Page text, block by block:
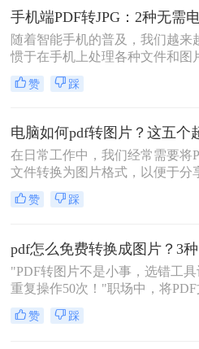
专业知识和实际案例，确保内容
中立，同时自然融入高效工具推
助您轻松应对办公挑战。
辑。那么电脑上pdf怎么转换成图
呢？本文将全面介绍五种在电脑
PDF转换为图片的高效方法，涵
业软件、在线工具、命令行技巧
同解决方案。
随着智能手机的普及，我们越来
惯于在手机上处理各种文件和图
有时候，我们可能需要将PDF文
的图片转换成JPG格式，以便在不
怎么把pdf图片转换成jpg的文章，
望对您有所帮助。
赞 踩
在日常工作中，我们经常需要将
文件转换为图片格式，以便于分
编辑或打印。那么电脑如何pdf转
呢？本文将为您介绍五种高效的
务。
赞 踩
"PDF转图片不是小事，选错工
重复操作50次！"职场中，将PDF
快速转为清晰图片是高频刚需
议截图、社交媒体配图、技术文
赞 踩